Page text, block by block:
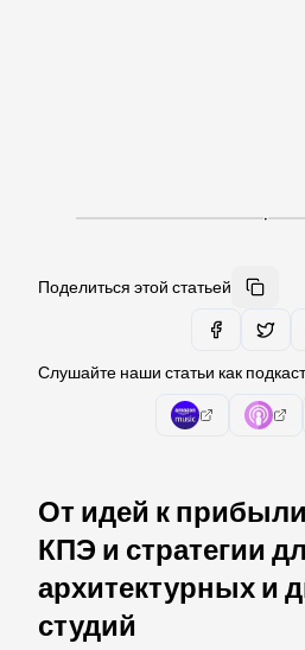
·
Поделиться этой статьей
Слушайте наши статьи как
От идей к
КПЭ и стратегии
архитектурных и
студий